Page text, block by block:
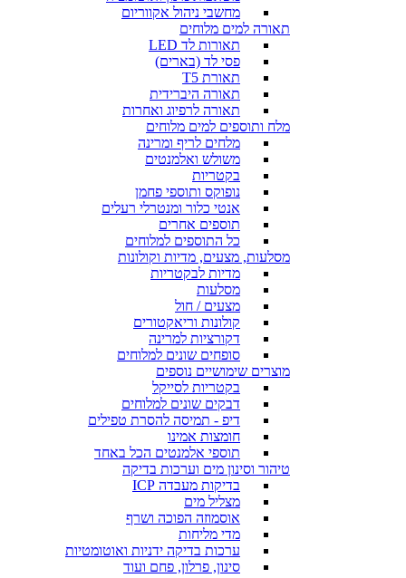
מחשבי ניהול אקווריום
תאורה למים מלוחים
תאורות לד LED
פסי לד (בארים)
תאורת T5
תאורה היברידית
תאורה לרפיוג ואחרות
מלח ותוספים למים מלוחים
מלחים לריף ומרינה
משולש ואלמנטים
בקטריות
נופוקס ותוספי פחמן
אנטי כלור ומנטרלי רעלים
תוספים אחרים
כל התוספים למלוחים
מסלעות, מצעים, מדיות וקולונות
מדיות לבקטריות
מסלעות
מצעים / חול
קולונות וריאקטורים
דקורציות למרינה
סופחים שונים למלוחים
מוצרים שימושיים נוספים
בקטריות לסייקל
דבקים שונים למלוחים
דיפ - תמיסה להסרת טפילים
חומצות אמינו
תוספי אלמנטים הכל באחד
טיהור וסינון מים וערכות בדיקה
בדיקות מעבדה ICP
מצליל מים
אוסמוזה הפוכה ושרף
מדי מליחות
ערכות בדיקה ידניות ואוטומטיות
סינון, פרלון, פחם ועוד